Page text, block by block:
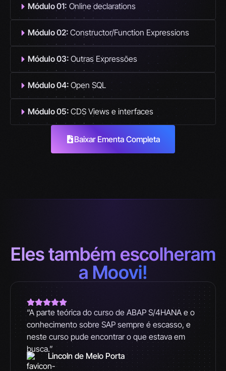
Módulo 01: Online declarations
Módulo 02: Constructor/Function Expressions
Módulo 03: Outras Expressões
Módulo 04: Open SQL
Módulo 05: CDS Views e interfaces
Baixar Ementa Completa
Eles também escolheram
a Moovi!
“A parte teórica do curso de ABAP S/4HANA e o
conhecimento sobre SAP sempre é escasso, e
neste curso pude encontrar o que estava em
busca.”
Lincoln de Melo Porta